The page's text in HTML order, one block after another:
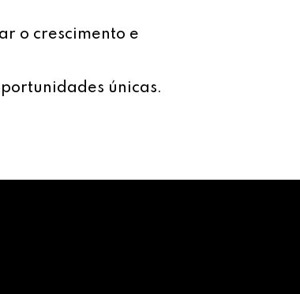
o crescimento e
únicas.